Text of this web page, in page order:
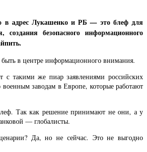
в адрес Лукашенко и РБ — это блеф для
создания безопасного информационного
в центре информационного внимания.
с такими же пиар заявлениями российских
военным заводам в Европе, которые работают
Так как решение принимают не они, а у
— глобалисты.
Да, но не сейчас. Это не выгодно